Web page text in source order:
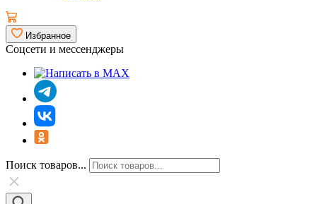
Избранное
Соцсети и мессенджеры
Поиск товаров...